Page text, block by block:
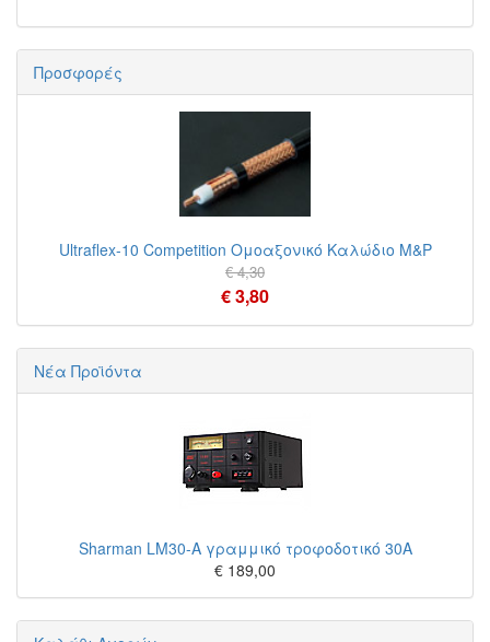
Προσφορές
Ultraflex-10 Competition Ομοαξονικό Καλώδιο M&P
€ 4,30
€ 3,80
Νέα Προϊόντα
Sharman LM30-A γραμμικό τροφοδοτικό 30A
€ 189,00